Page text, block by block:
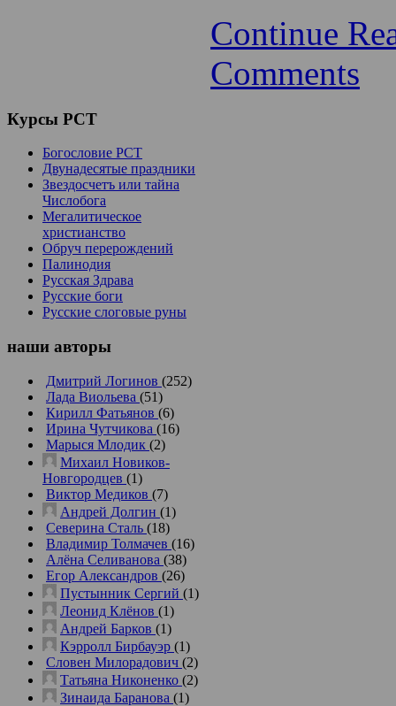
Continue
Comments
Курсы РСТ
Богословие РСТ
Двунадесятые праздники
Звездосчетъ или тайна
Числобога
Мегалитическое
христианство
Обруч перерождений
Палинодия
Русская Здрава
Русские боги
Русские слоговые руны
наши авторы
Дмитрий Логинов (252)
Лада Виольева (51)
Кирилл Фатьянов (6)
Ирина Чутчикова (16)
Марыся Млодик (2)
Михаил Новиков-
Новгородцев (1)
Виктор Медиков (7)
Андрей Долгин (1)
Северина Сталь (18)
Владимир Толмачев (16)
Алёна Селиванова (38)
Егор Александров (26)
Пустынник Сергий (1)
Леонид Клёнов (1)
Андрей Барков (1)
Кэрролл Бирбауэр (1)
Словен Милорадович (2)
Татьяна Никоненко (2)
Зинаида Баранова (1)